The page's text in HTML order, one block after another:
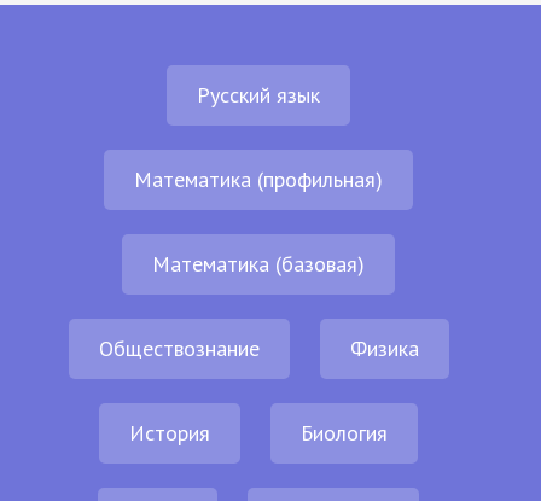
Русский язык
Математика (профильная)
Математика (базовая)
Обществознание Физика
История Биология